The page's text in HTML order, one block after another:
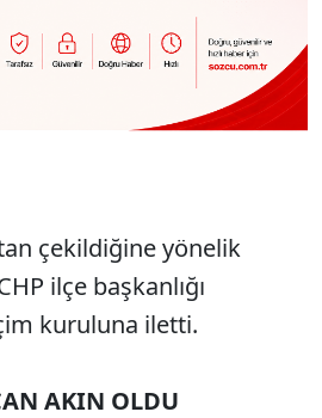
çekildiğine yönelik
ilçe başkanlığı
kuruluna iletti.
AKIN OLDU